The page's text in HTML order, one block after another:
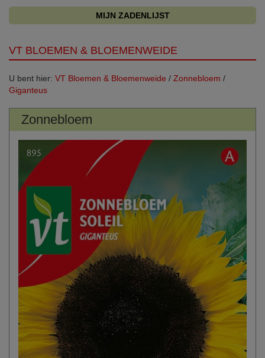
MIJN ZADENLIJST
VT BLOEMEN & BLOEMENWEIDE
U bent hier: VT Bloemen & Bloemenweide / Zonnebloem /
Giganteus
Zonnebloem